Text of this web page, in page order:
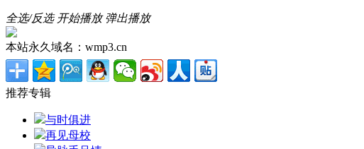
全选/反选 开始播放 弹出播放
本站永久域名：wmp3.cn
推荐专辑
与时俱进
再见母校